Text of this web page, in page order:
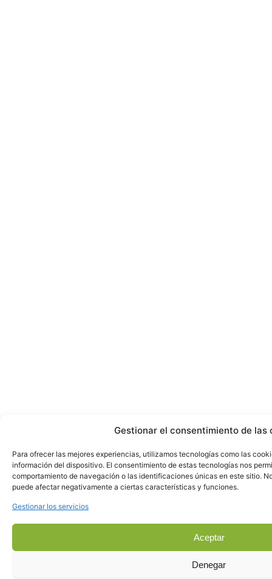
Gestionar el consentimiento de las
Para ofrecer las mejores experiencias, utilizamos tecnologías como las
información del dispositivo. El consentimiento de estas tecnologías nos
comportamiento de navegación o las identificaciones únicas en este sitio.
puede afectar negativamente a ciertas características y funciones.
Gestionar los servicios
Aceptar
Denegar